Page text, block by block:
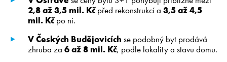
2,8 až 3,5 mil. Kčpřed rekonstrukcí a3,5 až 4,5
mil. Kčpo ní.
VČeských Budějovicích se podobný byt prodává
zhruba za6 až 8 mil. Kč, podle lokality a stavu domu.